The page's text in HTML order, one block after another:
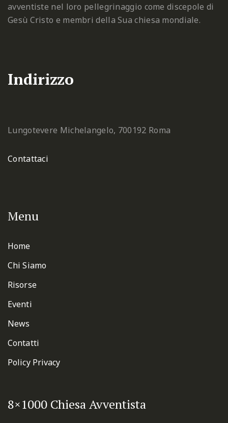
avventiste nel loro pellegrinaggio come discepole di
Gesù Cristo e membri della Sua chiesa mondiale.
Indirizzo
Lungotevere Michelangelo, 700192 Roma
Contattaci
Menu
Home
Chi Siamo
Risorse
Eventi
News
Contatti
Policy Privacy
8×1000 Chiesa Avventista